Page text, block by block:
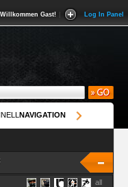
Willkommen Gast! Log In Panel
NAVIGATION
all